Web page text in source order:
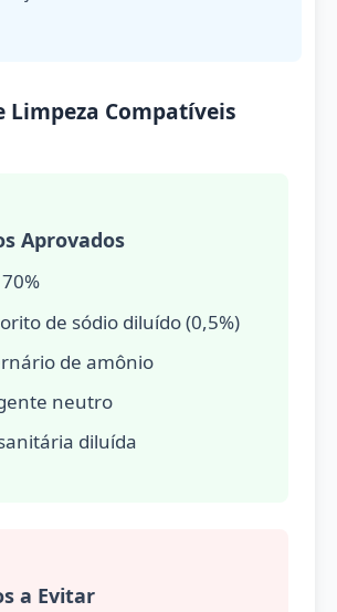
Limpeza Compatíveis
Aprovados
de sódio diluído (0,5%)
de amônio
neutro
diluída
a Evitar